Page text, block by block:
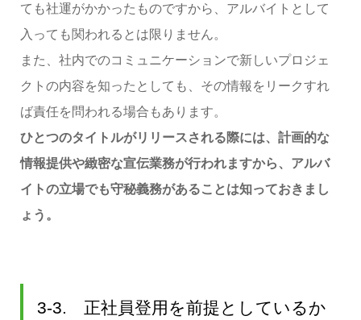
ても社運がかかったものですから、アルバイトとして
入っても関われるとは限りません。
また、社内でのコミュニケーションで新しいプロジェ
クトの内容を知ったとしても、その情報をリークすれ
ば責任を問われる場合もあります。
ひとつのタイトルがリリースされる際には、計画的な
情報提供や緻密な宣伝業務が行われますから、アルバ
イトの立場でも守秘義務があることは知っておきまし
ょう。
3-3. 正社員登用を前提としているか